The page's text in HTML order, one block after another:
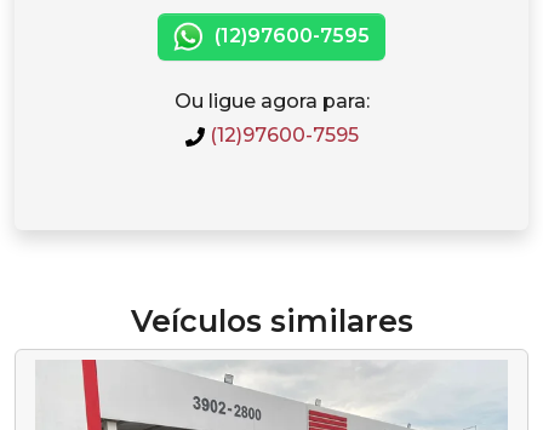
(12)97600-7595
Ou ligue agora para:
(12)97600-7595
Veículos similares